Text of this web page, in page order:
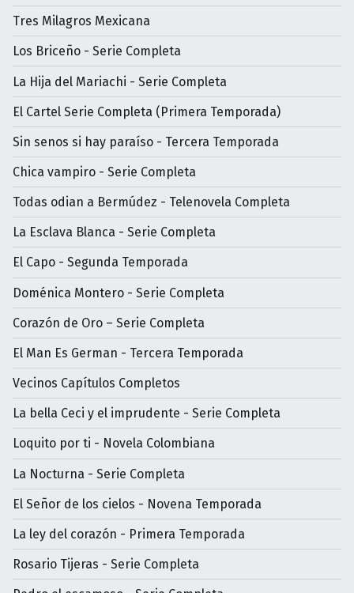
Tres Milagros Mexicana
Los Briceño - Serie Completa
La Hija del Mariachi - Serie Completa
El Cartel Serie Completa (Primera Temporada)
Sin senos si hay paraíso - Tercera Temporada
Chica vampiro - Serie Completa
Todas odian a Bermúdez - Telenovela Completa
La Esclava Blanca - Serie Completa
El Capo - Segunda Temporada
Doménica Montero - Serie Completa
Corazón de Oro – Serie Completa
El Man Es German - Tercera Temporada
Vecinos Capítulos Completos
La bella Ceci y el imprudente - Serie Completa
Loquito por ti - Novela Colombiana
La Nocturna - Serie Completa
El Señor de los cielos - Novena Temporada
La ley del corazón - Primera Temporada
Rosario Tijeras - Serie Completa